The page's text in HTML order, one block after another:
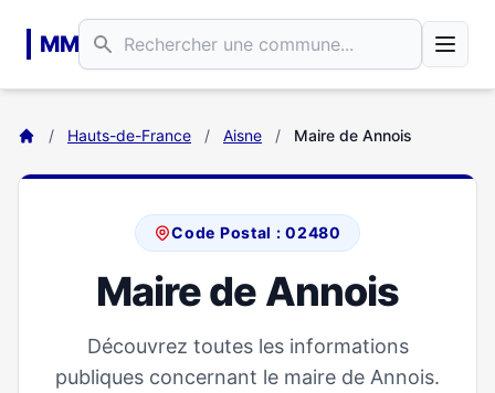
MM
/ Hauts-de-France / Aisne / Maire de Annois
Code Postal : 02480
Maire de Annois
Découvrez toutes les informations
publiques concernant le maire de Annois.